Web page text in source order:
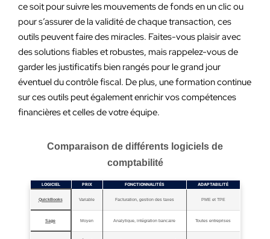
ce soit pour suivre les mouvements de fonds en un clic ou
pour s’assurer de la validité de chaque transaction, ces
outils peuvent faire des miracles. Faites-vous plaisir avec
des solutions fiables et robustes, mais rappelez-vous de
garder les justificatifs bien rangés pour le grand jour
éventuel du contrôle fiscal. De plus, une formation continue
sur ces outils peut également enrichir vos compétences
financières et celles de votre équipe.
Comparaison de différents logiciels de
comptabilité
LOGICIEL PRIX FONCTIONNALITÉS ADAPTABILITÉ
QuickBooks Variable Facturation, gestion des taxes PME et TPE
Sage Moyen Analytique, intégration bancaire Toutes entreprises